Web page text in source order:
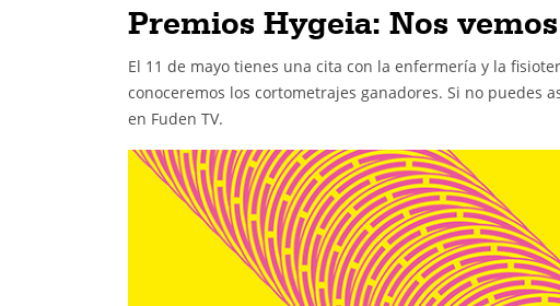
Premios Hygeia: Nos
El 11 de mayo tienes una cita con la enfermería y la
conoceremos los cortometrajes ganadores. Si no puedes
en Fuden TV.